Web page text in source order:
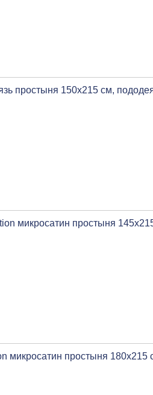
простыня 150x215 см,
микросатин простыня
микросатин простыня 180х215